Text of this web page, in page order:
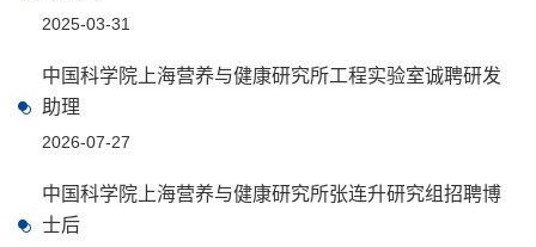
2025-03-31
中国科学院上海营养与健康研究所工程实验室诚聘研发
助理
2026-07-27
中国科学院上海营养与健康研究所张连升研究组招聘博
士后